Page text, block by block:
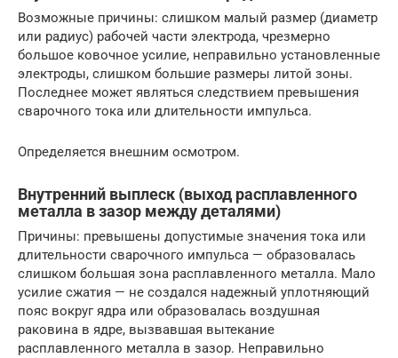
Возможные причины: слишком малый размер (диаметр
или радиус) рабочей части электрода, чрезмерно
большое ковочное усилие, неправильно установленные
электроды, слишком большие размеры литой зоны.
Последнее может являться следствием превышения
сварочного тока или длительности импульса.
Определяется внешним осмотром.
Внутренний выплеск (выход расплавленного
металла в зазор между деталями)
Причины: превышены допустимые значения тока или
длительности сварочного импульса — образовалась
слишком большая зона расплавленного металла. Мало
усилие сжатия — не создался надежный уплотняющий
пояс вокруг ядра или образовалась воздушная
раковина в ядре, вызвавшая вытекание
расплавленного металла в зазор. Неправильно